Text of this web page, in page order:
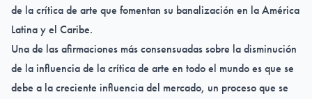
de la crítica de arte que fomentan su banalización en la América
Latina y el Caribe.
Una de las afirmaciones más consensuadas sobre la disminución
de la influencia de la crítica de arte en todo el mundo es que se
debe a la creciente influencia del mercado, un proceso que se